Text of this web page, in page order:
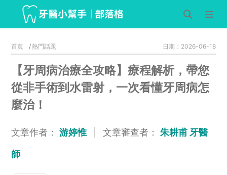
首頁 熱門話題 日期：2026-06-18
【牙周病治療全攻略】療程解析，帶您
從非手術到水雷射，一次看懂牙周病怎
麼治！
文章作者： 游婷惟 文章審查者： 朱耕甫 牙醫
師